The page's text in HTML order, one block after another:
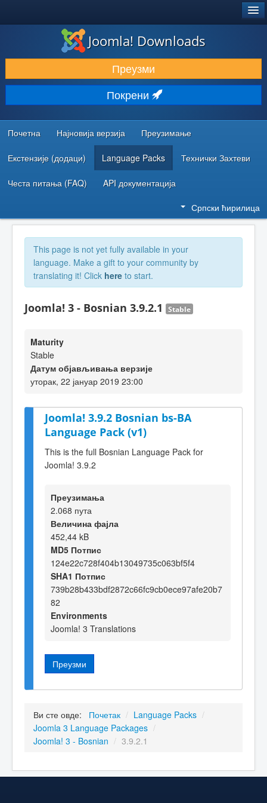
ПРЕУЗИМАЊЕ И ПРОШИРЕЊА (ЕКСТЕНЗИЈЕ)
ОТКРИЈТЕ И НАУЧИТЕ
ЗАЈЕДНИЦА И ПОДРШКА
РЕСУРСИ ЗА РАЗВОЈ
Joomla! Downloads
Преузми
Покрени
Почетна Најновија верзија Преузимање
Екстензије (додаци) Language Packs Технички Захтеви
Честа питања (FAQ) API документација
Српски ћирилица
This page is not yet fully available in your
language. Make a gift to your community by
translating it! Click here to start.
Joomla! 3 - Bosnian 3.9.2.1 Stable
Maturity
Stable
Датум објављивања верзије
уторак, 22 јануар 2019 23:00
Joomla! 3.9.2 Bosnian bs-BA
Language Pack (v1)
This is the full Bosnian Language Pack for
Joomla! 3.9.2
Преузимања
2.068 пута
Величина фајла
452,44 kB
MD5 Потпис
124e22c728f404b13049735c063bf5f4
SHA1 Потпис
739b28b433bdf2872c66fc9cb0ece97afe20b7
82
Environments
Joomla! 3 Translations
Преузми
Ви сте овде: Почетак / Language Packs /
Joomla 3 Language Packages /
Joomla! 3 - Bosnian / 3.9.2.1